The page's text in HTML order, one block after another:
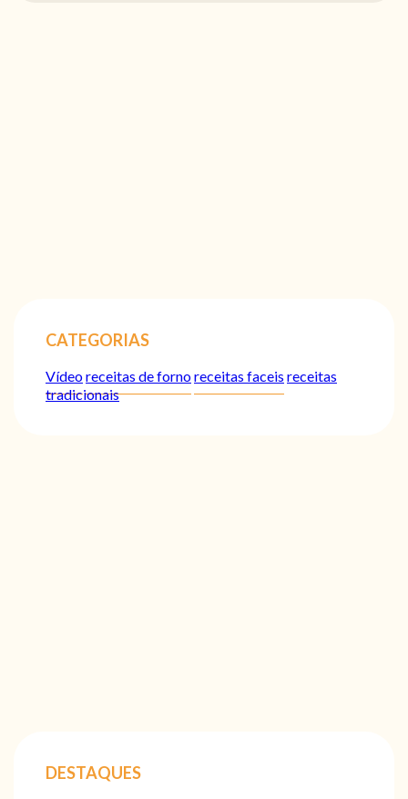
CATEGORIAS
Vídeoreceitas de fornoreceitas faceis receitas
tradicionais
DESTAQUES